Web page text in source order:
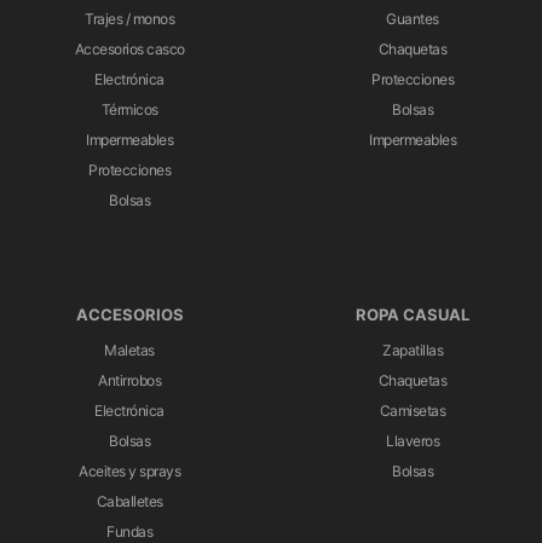
Trajes / monos
Accesorios casco
Electrónica
Térmicos
Impermeables
Protecciones
Bolsas
Guantes
Chaquetas
Protecciones
Bolsas
Impermeables
ACCESORIOS
Maletas
Antirrobos
Electrónica
Bolsas
Aceites y sprays
Caballetes
Fundas
ROPA CASUAL
Zapatillas
Chaquetas
Camisetas
Llaveros
Bolsas